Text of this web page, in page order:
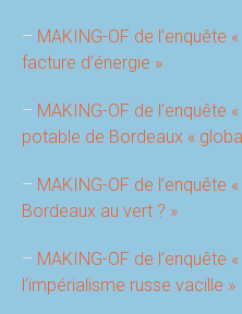
– MAKING-OF de l’enquête
facture d’énergie »
– MAKING-OF de l’enquête
potable de Bordeaux «
– MAKING-OF de l’enquête
Bordeaux au vert ? »
– MAKING-OF de l’enquête
l’impérialisme russe vacille »